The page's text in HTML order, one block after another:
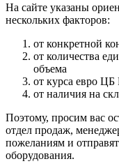
На сайте указаны
нескольких факторов:
от конкретной
от количества
объема
от курса евро
от наличия на
Поэтому, просим вас
отдел продаж,
пожеланиям и
оборудования.